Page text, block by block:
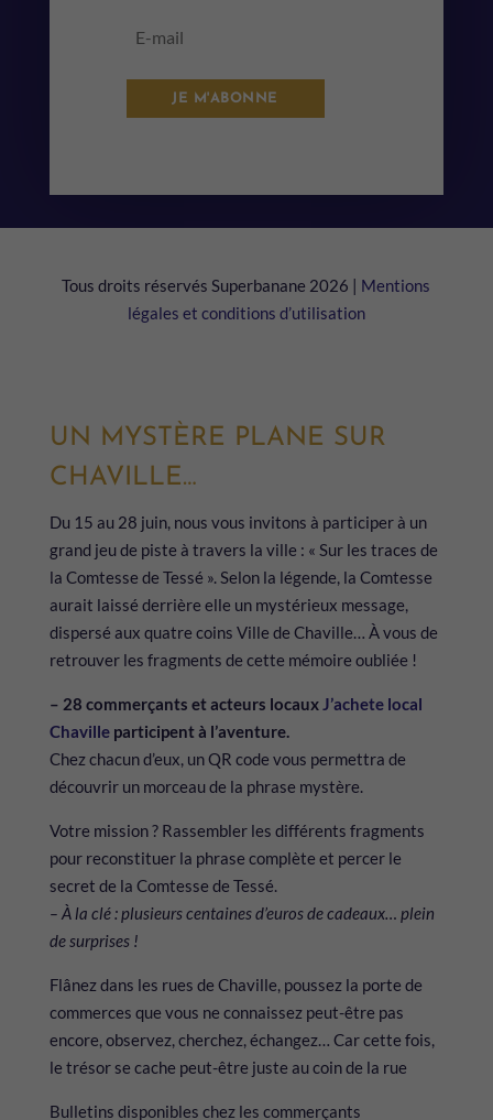
JE M'ABONNE
Tous droits réservés Superbanane 2026 | Mentions
légales et conditions d’utilisation
UN MYSTÈRE PLANE SUR
CHAVILLE…
Du 15 au 28 juin, nous vous invitons à participer à un
grand jeu de piste à travers la ville : « Sur les traces de
la Comtesse de Tessé ». Selon la légende, la Comtesse
aurait laissé derrière elle un mystérieux message,
dispersé aux quatre coins Ville de Chaville… À vous de
retrouver les fragments de cette mémoire oubliée !
– 28 commerçants et acteurs locaux J’achete local
Chavilleparticipent à l’aventure.
Chez chacun d’eux, un QR code vous permettra de
découvrir un morceau de la phrase mystère.
Votre mission ? Rassembler les différents fragments
pour reconstituer la phrase complète et percer le
secret de la Comtesse de Tessé.
– À la clé : plusieurs centaines d’euros de cadeaux… plein
de surprises !
Flânez dans les rues de Chaville, poussez la porte de
commerces que vous ne connaissez peut-être pas
encore, observez, cherchez, échangez… Car cette fois,
le trésor se cache peut-être juste au coin de la rue
Bulletins disponibles chez les commerçants